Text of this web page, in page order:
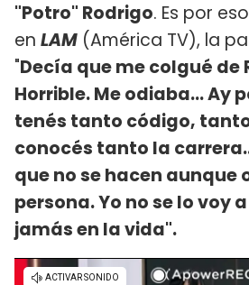
"Potro" Rodrigo. Es por
en LAM (América TV), la
"Decía que me colgué de
Horrible. Me odiaba... Ay
tenés tanto código,
conocés tanto la
que no se hacen aunque
persona. Yo no se lo voy
jamás en la vida".